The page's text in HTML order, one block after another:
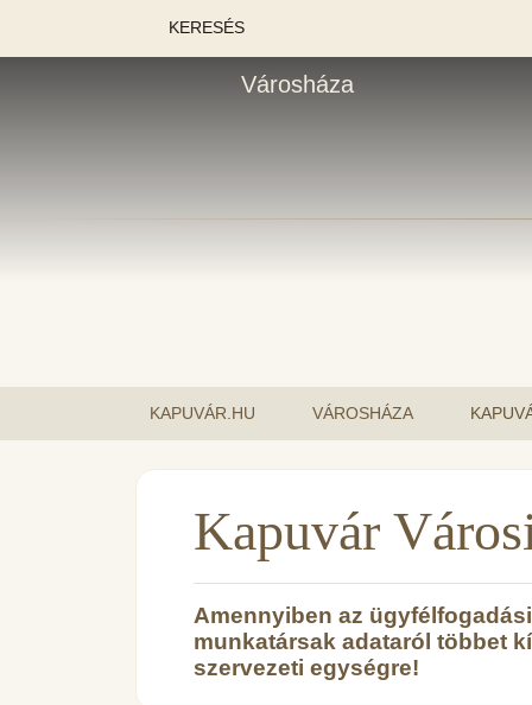
KERESÉS
Városháza
KAPUVÁR.HU VÁROSHÁZA
Kapuvár
Amennyiben az
munkatársak adataról többet
szervezeti egységre!